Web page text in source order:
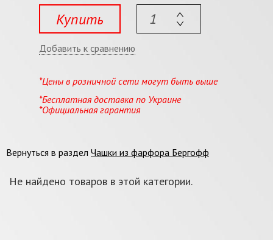
Купить
Добавить к сравнению
*Цены в розничной сети могут быть выше
*Бесплатная доставка по Украине
*Официальная гарантия
Вернуться в раздел Чашки из фарфора Бергофф
Не найдено товаров в этой категории.